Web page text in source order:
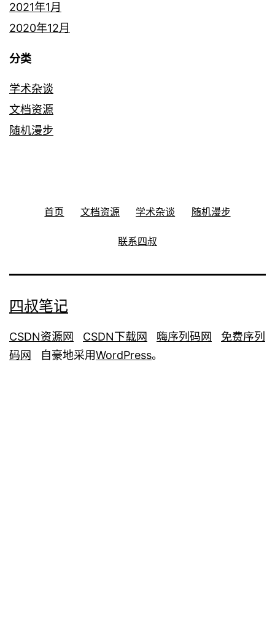
2021年1月
2020年12月
分类
学术杂谈
文档资源
随机漫步
首页 文档资源 学术杂谈 随机漫步
联系四叔
四叔笔记
CSDN资源网 CSDN下载网 嗨序列码网
免费序列
码网 自豪地采用WordPress。